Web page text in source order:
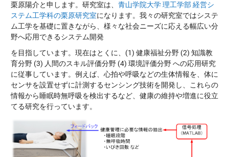
栗原陽介と申します。研究室は、 青山学院大学 理工学部 経営シ
ステム工学科の栗原研究室になります。我々の研究室ではシステ
ム工学を基礎に置きながら、様々な社会ニーズに応える幅広い分
野へ応用できるシステム開発
を目指しています。現在はとくに、(1) 健康福祉分野 (2) 知識教
育分野 (3) 人間のスキル評価分野 (4) 環境評価分野 への応用研究
に従事しています。例えば、心拍や呼吸などの生体情報を、体に
センサを設置せずに計測するセンシング技術を開発し、これらの
情報から睡眠時無呼吸を検出するなど、健康の維持や増進に役立
てる研究を行っています。